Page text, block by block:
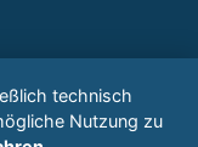
technisch
Nutzung zu